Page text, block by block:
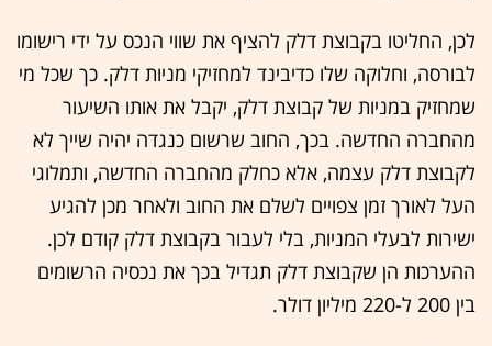
לכן, החליטו בקבוצת דלק להציף את שווי הנכס על ידי רישומו
לבורסה, וחלוקה שלו כדיבינד למחזיקי מניות דלק. כך שכל מי
שמחזיק במניות של קבוצת דלק, יקבל את אותו השיעור
מהחברה החדשה. בכך, החוב שרשום כנגדה יהיה שייך לא
לקבוצת דלק עצמה, אלא כחלק מהחברה החדשה, ותמלוגי
העל לאורך זמן צפויים לשלם את החוב ולאחר מכן להגיע
ישירות לבעלי המניות, בלי לעבור בקבוצת דלק קודם לכן.
ההערכות הן שקבוצת דלק תגדיל בכך את נכסיה הרשומים
בין 200 ל-220 מיליון דולר.